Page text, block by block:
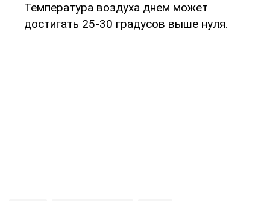
Температура воздуха днем может
достигать 25-30 градусов выше нуля.